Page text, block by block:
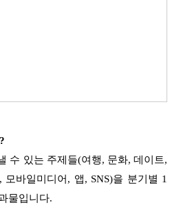
수 있는 주제들(여행, 문화, 데이트,
바일미디어, 앱, SNS)을 분기별 1
물입니다.